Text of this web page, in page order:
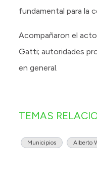
fundamental para la
Acompañaron el
Gatti; autoridades
en general.
TEMAS
Municipios Alberto